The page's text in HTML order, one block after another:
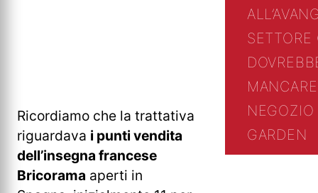
Ricordiamo che la trattativa
riguardava i punti vendita
dell’insegna francese
Bricorama aperti in
GARDEN